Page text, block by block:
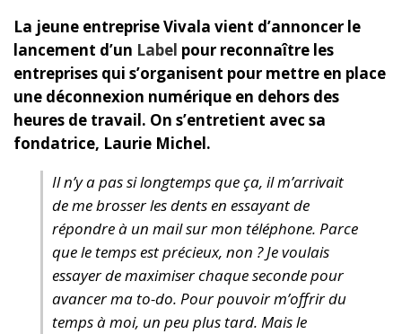
La jeune entreprise Vivala vient d’annoncer le
lancement d’un Label pour reconnaître les
entreprises qui s’organisent pour mettre en place
une déconnexion numérique en dehors des
heures de travail. On s’entretient avec sa
fondatrice, Laurie Michel.
Il n’y a pas si longtemps que ça, il m’arrivait
de me brosser les dents en essayant de
répondre à un mail sur mon téléphone. Parce
que le temps est précieux, non ? Je voulais
essayer de maximiser chaque seconde pour
avancer ma to-do. Pour pouvoir m’offrir du
temps à moi, un peu plus tard. Mais le